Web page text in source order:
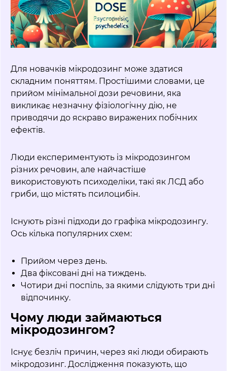
Для новачків мікродозинг може здатися
складним поняттям. Простішими словами, це
прийом мінімальної дози речовини, яка
викликає незначну фізіологічну дію, не
приводячи до яскраво виражених побічних
ефектів.
Люди експериментують із мікродозингом
різних речовин, але найчастіше
використовують психоделіки, такі як ЛСД або
гриби, що містять псилоцибін.
Існують різні підходи до графіка мікродозингу.
Ось кілька популярних схем:
Прийом через день.
Два фіксовані дні на тиждень.
Чотири дні поспіль, за якими слідують три дні
відпочинку.
Чому люди займаються
мікродозингом?
Існує безліч причин, через які люди обирають
мікродозинг. Дослідження показують, що